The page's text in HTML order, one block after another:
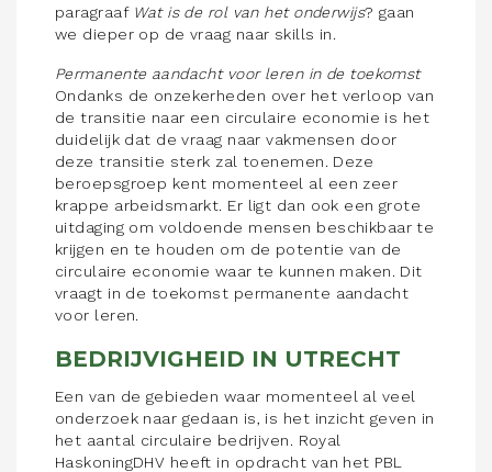
paragraaf Wat is de rol van het onderwijs? gaan
we dieper op de vraag naar skills in.
Permanente aandacht voor leren in de toekomst
Ondanks de onzekerheden over het verloop van
de transitie naar een circulaire economie is het
duidelijk dat de vraag naar vakmensen door
deze transitie sterk zal toenemen. Deze
beroepsgroep kent momenteel al een zeer
krappe arbeidsmarkt. Er ligt dan ook een grote
uitdaging om voldoende mensen beschikbaar te
krijgen en te houden om de potentie van de
circulaire economie waar te kunnen maken. Dit
vraagt in de toekomst permanente aandacht
voor leren.
BEDRIJVIGHEID IN UTRECHT
Een van de gebieden waar momenteel al veel
onderzoek naar gedaan is, is het inzicht geven in
het aantal circulaire bedrijven. Royal
HaskoningDHV heeft in opdracht van het PBL